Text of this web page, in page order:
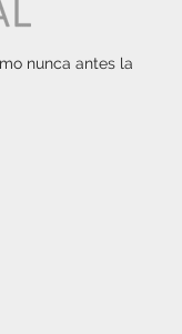
nunca antes la